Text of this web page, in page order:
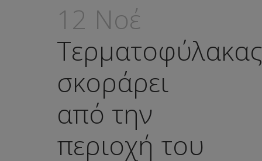
12 Νοέ
Τερματοφύλακας
σκοράρει
από την
περιοχή του